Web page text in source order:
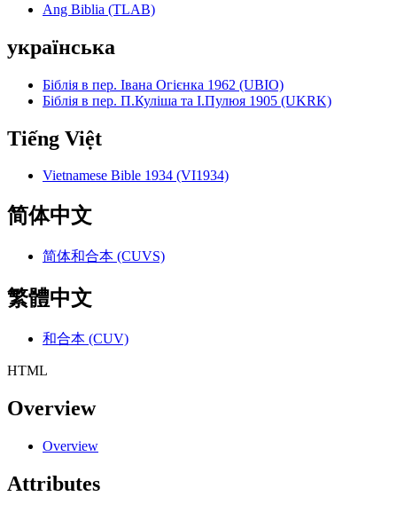
Ang Biblia (TLAB)
українська
Біблія в пер. Івана Огієнка 1962 (UBIO)
Біблія в пер. П.Куліша та І.Пулюя 1905 (UKRK)
Tiếng Việt
Vietnamese Bible 1934 (VI1934)
简体中文
简体和合本 (CUVS)
繁體中文
和合本 (CUV)
HTML
Overview
Overview
Attributes